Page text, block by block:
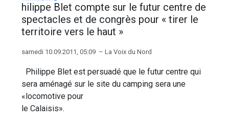
hilippe Blet compte sur le futur centre de
spectacles et de congrès pour « tirer le
territoire vers le haut »
samedi 10.09.2011, 05:09 –La Voix du Nord
Philippe Blet est persuadé que le futur centre qui
sera aménagé sur le site du camping sera une
«locomotive pour
le Calaisis».